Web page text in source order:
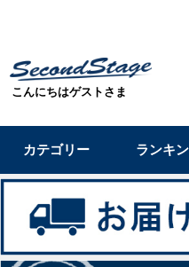
こんにちはゲストさま
カテゴリー ランキ